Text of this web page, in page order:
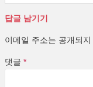
답글 남기기
이메일 주소는 공개되지
댓글 *